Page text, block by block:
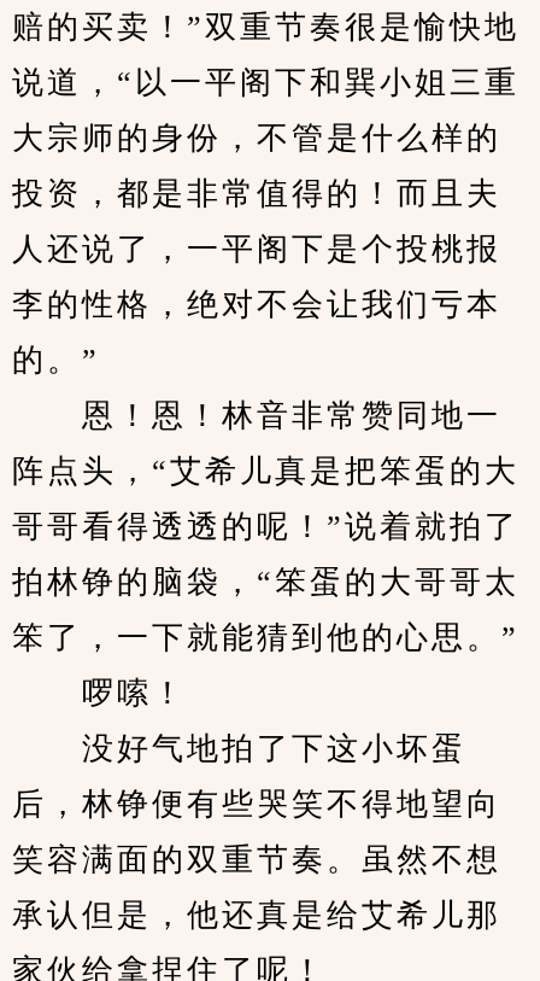
赔的买卖！”双重节奏很是愉快地
说道，“以一平阁下和巽小姐三重
大宗师的身份，不管是什么样的
投资，都是非常值得的！而且夫
人还说了，一平阁下是个投桃报
李的性格，绝对不会让我们亏本
的。”
恩！恩！林音非常赞同地一
阵点头，“艾希儿真是把笨蛋的大
哥哥看得透透的呢！”说着就拍了
拍林铮的脑袋，“笨蛋的大哥哥太
笨了，一下就能猜到他的心思。”
啰嗦！
没好气地拍了下这小坏蛋
后，林铮便有些哭笑不得地望向
笑容满面的双重节奏。虽然不想
承认但是，他还真是给艾希儿那
家伙给拿捏住了呢！